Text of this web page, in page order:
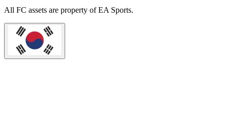
All FC assets are property of EA Sports.